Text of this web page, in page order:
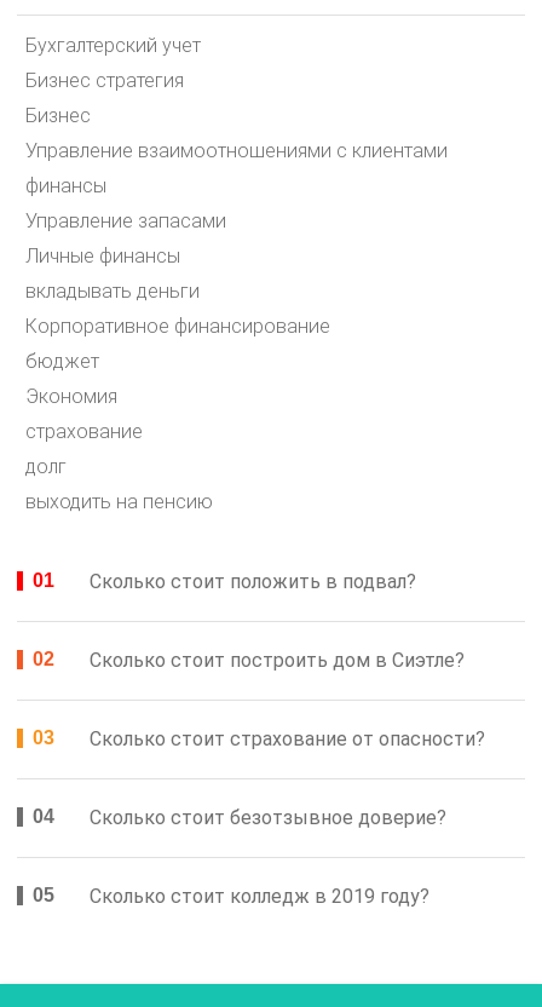
Бухгалтерский учет
Бизнес стратегия
Бизнес
Управление взаимоотношениями с клиентами
финансы
Управление запасами
Личные финансы
вкладывать деньги
Корпоративное финансирование
бюджет
Экономия
страхование
долг
выходить на пенсию
Сколько стоит положить в подвал?
Сколько стоит построить дом в Сиэтле?
Сколько стоит страхование от опасности?
Сколько стоит безотзывное доверие?
Сколько стоит колледж в 2019 году?